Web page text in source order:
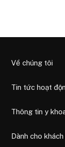
Về chúng tôi
Tin tức hoạt
Thông tin y
Dành cho khách